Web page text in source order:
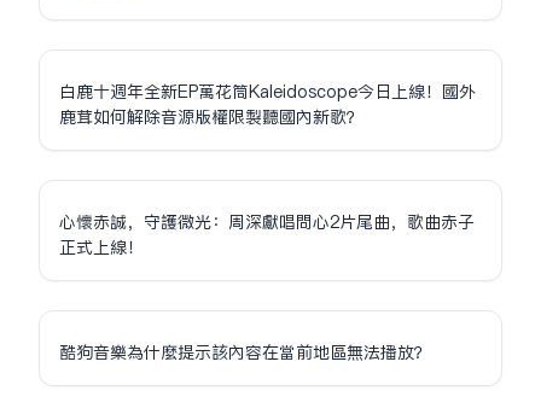
白鹿十週年全新EP萬花筒Kaleidoscope今日上線！國外
鹿茸如何解除音源版權限制聽國內新歌？
心懷赤誠，守護微光：周深獻唱問心2片尾曲，歌曲赤子
正式上線！
酷狗音樂為什麼提示該內容在當前地區無法播放？